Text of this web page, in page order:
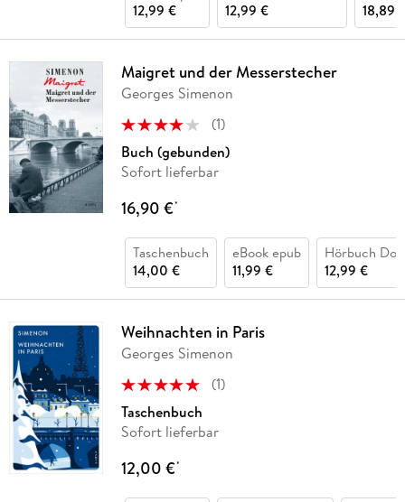
12,99 €
12,99 €
18,89
Maigret und der Messerstecher
Georges Simenon
(1)
Buch (gebunden)
Sofort lieferbar
16,90 €*
Taschenbuch
14,00 €
eBook epub
11,99 €
Hörbuch
12,99 €
Weihnachten in Paris
Georges Simenon
(1)
Taschenbuch
Sofort lieferbar
12,00 €*